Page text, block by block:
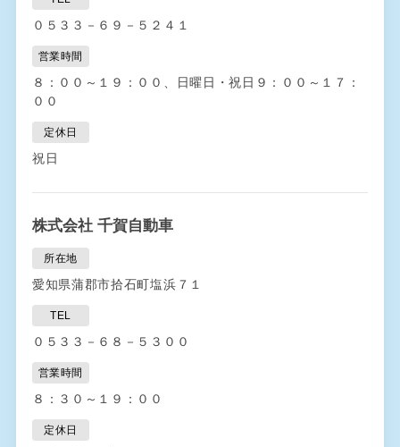
０５３３－６９－５２４１
営業時間
８：００～１９：００、日曜日・祝日９：００～１７：
００
定休日
祝日
株式会社 千賀自動車
所在地
愛知県蒲郡市拾石町塩浜７１
TEL
０５３３－６８－５３００
営業時間
８：３０～１９：００
定休日